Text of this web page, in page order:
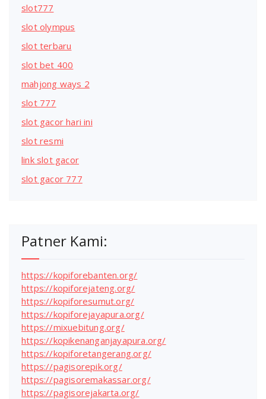
slot777
slot olympus
slot terbaru
slot bet 400
mahjong ways 2
slot 777
slot gacor hari ini
slot resmi
link slot gacor
slot gacor 777
Patner Kami:
https://kopiforebanten.org/
https://kopiforejateng.org/
https://kopiforesumut.org/
https://kopiforejayapura.org/
https://mixuebitung.org/
https://kopikenanganjayapura.org/
https://kopiforetangerang.org/
https://pagisorepik.org/
https://pagisoremakassar.org/
https://pagisorejakarta.org/